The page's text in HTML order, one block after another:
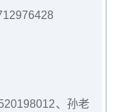
、孙老